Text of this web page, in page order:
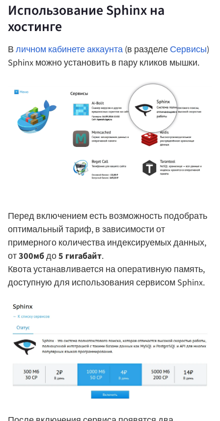
Использование Sphinx на
хостинге
В личном кабинете аккаунта (в разделе Сервисы)
Sphinx можно установить в пару кликов мышки.
Перед включением есть возможность подобрать
оптимальный тариф, в зависимости от
примерного количества индексируемых данных,
от300мбдо5 гигабайт.
Квота устанавливается на оперативную память,
доступную для использования сервисом Sphinx.